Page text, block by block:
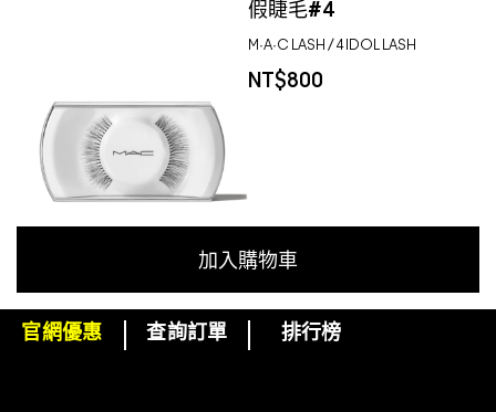
假睫毛#4
M·A·C LASH / 4 IDOL LASH
NT$800
加入購物車
下單即可挑選精美小贈品！
官網優惠 查詢訂單 排行榜